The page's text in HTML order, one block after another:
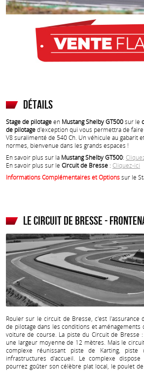
Détails
Stage de pilotageen Mustang Shelby GT500sur le
de pilotaged'exception qui vous permettra de
V8 suralimenté de 540 Ch. Un véhicule au gabarit
normes, bienvenue dans les grands espaces !
En savoir plus sur la Mustang Shelby GT500:
En savoir plus sur le Circuit de Bresse : Cliquez-ici
Informations Complémentaires et Optionssur le
Le circuit de Bresse -
Rouler sur le circuit de Bresse, c'est l'assurance
de pilotage dans les conditions et
voiture de course. La piste du Circuit de Bresse
une largeur moyenne de 12 mètres. Mais le
complexe réunissant piste de Karting, piste
infrastructures d'accueil. Le complexe
pourrez goûter soncélèbre plat local, le poulet